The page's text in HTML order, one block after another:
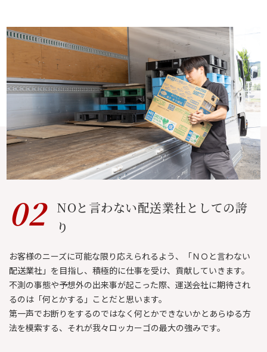
02 NOと言わない配送業社としての誇
り
お客様のニーズに可能な限り応えられるよう、「ＮＯと言わない
配送業社」を目指し、積極的に仕事を受け、貢献していきます。
不測の事態や予想外の出来事が起こった際、運送会社に期待され
るのは「何とかする」ことだと思います。
第一声でお断りをするのではなく何とかできないかとあらゆる方
法を模索する、それが我々ロッカーゴの最大の強みです。